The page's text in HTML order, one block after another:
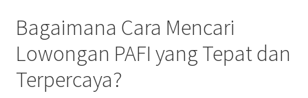
Bagaimana Cara Mencari
Lowongan PAFI yang Tepat dan
Terpercaya?